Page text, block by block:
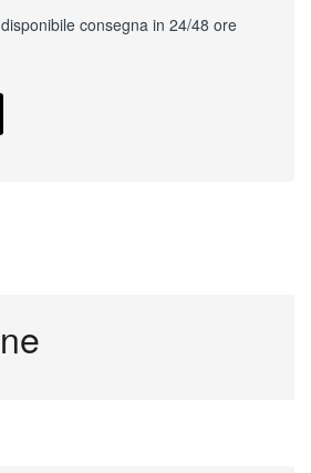
consegna in 24/48 ore